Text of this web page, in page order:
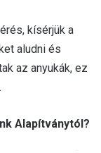
kísérjük a
aludni és
az anyukák, ez
Alapítványtól?